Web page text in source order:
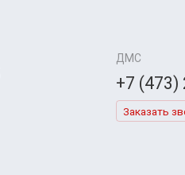
ДМС
+7 (473)
Заказать